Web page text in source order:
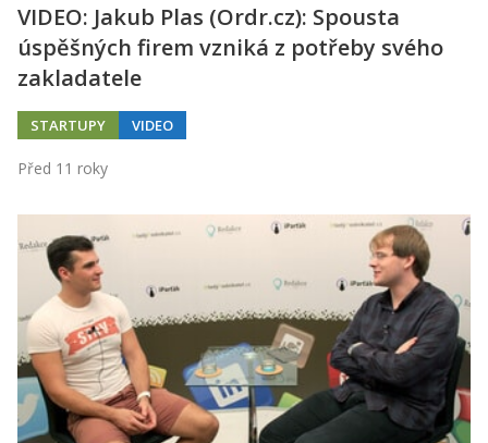
VIDEO: Jakub Plas (Ordr.cz): Spousta
úspěšných firem vzniká z potřeby svého
zakladatele
STARTUPY VIDEO
Před 11 roky